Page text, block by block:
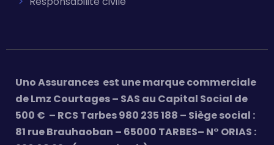
Uno Assurances est une marque commerciale
de Lmz Courtages – SAS au Capital Social de
500 € – RCS Tarbes 980 235 188 – Siège social :
81 rue Brauhaoban – 65000 TARBES– N° ORIAS :